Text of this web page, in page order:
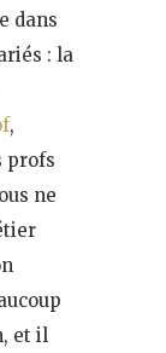
dans
: la
,
profs
ne
et il